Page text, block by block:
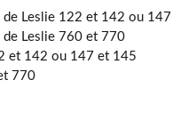
Leslie 122 et 142 ou
Leslie 760 et 770
et 142 ou 147 et 145
770